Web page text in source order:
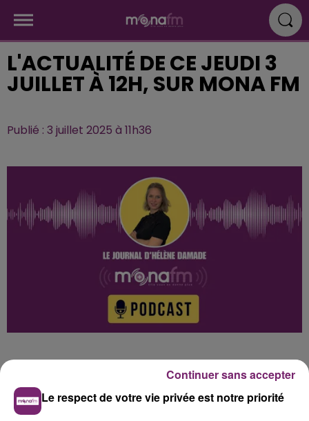
L'ACTUALITÉ DE CE JEUDI 3
JUILLET À 12H, SUR MONA FM
Publié : 3 juillet 2025 à 11h36
Le respect de votre vie privée est notre priorité
Continuer sans accepter